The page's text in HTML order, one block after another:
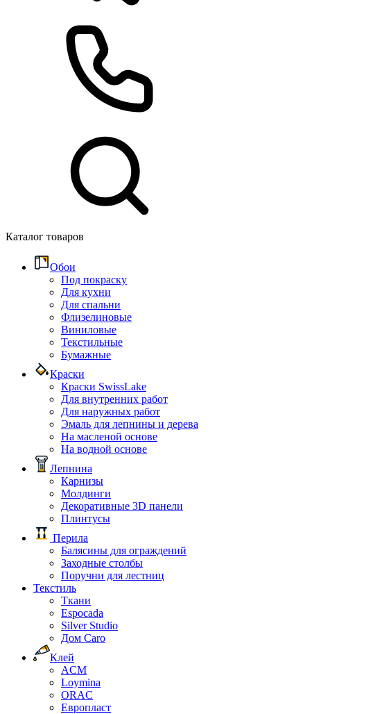
Каталог товаров
Обои
Под покраску
Для кухни
Для спальни
Флизелиновые
Виниловые
Текстильные
Бумажные
Краски
Краски SwissLake
Для внутренних работ
Для наружных работ
Эмаль для лепнины и дерева
На масленой основе
На водной основе
Лепнина
Карнизы
Молдинги
Декоративные 3D панели
Плинтусы
Перила
Балясины для ограждений
Заходные столбы
Поручни для лестниц
Текстиль
Ткани
Espocada
Silver Studio
Дом Caro
Клей
ACM
Loymina
ORAC
Европласт